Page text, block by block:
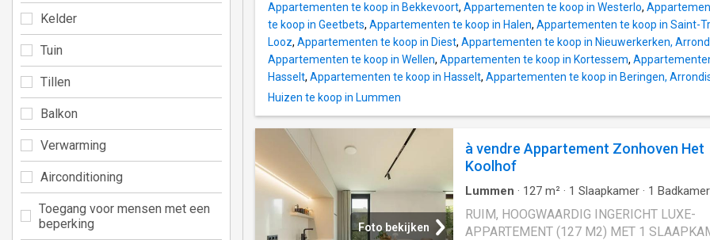
Appartementen te koop in Bekkevoort, Appartementen te koop in Westerlo,
te koop in Geetbets, Appartementen te koop in Halen, Appartementen te koop in Saint-
Looz, Appartementen te koop in Diest, Appartementen te koop in Nieuwerkerken,
Appartementen te koop in Wellen, Appartementen te koop in Kortessem,
Hasselt, Appartementen te koop in Hasselt, Appartementen te koop in Beringen,
Huizen te koop in Lummen
Foto bekijken
à vendre Appartement Zonhoven Het
Koolhof
Lummen · 127 m² · 1 Slaapkamer · 1 Badkamer
RUIM, HOOGWAARDIG INGERICHT LUXE-
APPARTEMENT (127 M2) MET 1
Kelder
Tuin
Tillen
Balkon
Verwarming
Airconditioning
Toegang voor mensen met een
beperking